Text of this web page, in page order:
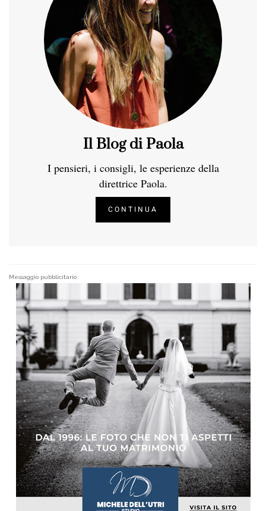
Il Blog di Paola
I pensieri, i consigli, le esperienze della
direttrice Paola.
CONTINUA
Messaggio pubblicitario